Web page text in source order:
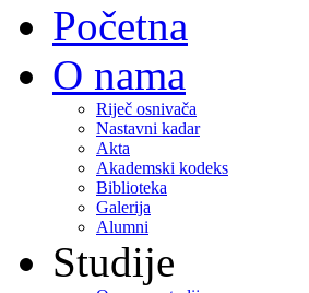
Početna
O nama
Riječ osnivača
Nastavni kadar
Akta
Akademski kodeks
Biblioteka
Galerija
Alumni
Studije